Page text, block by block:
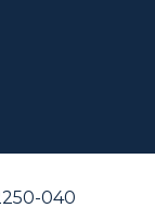
040